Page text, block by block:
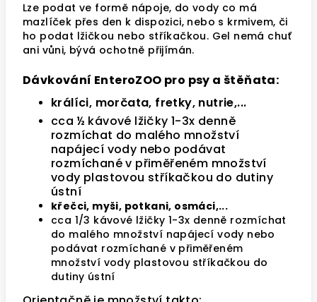
Lze podat ve formě nápoje, do vody co má
mazlíček přes den k dispozici, nebo s krmivem, či
ho podat lžičkou nebo stříkačkou. Gel nemá chuť
ani vůni, bývá ochotně přijímán.
Dávkování EnteroZOO pro psy a štěňata:
králíci, morčata, fretky, nutrie,...
cca ½ kávové lžičky 1-3x denně
rozmíchat do malého množství
napájecí vody nebo podávat
rozmíchané v přiměřeném množství
vody plastovou stříkačkou do dutiny
ústní
křečci, myši, potkani, osmáci,...
cca 1/3 kávové lžičky 1-3x denně rozmíchat
do malého množství napájecí vody nebo
podávat rozmíchané v přiměřeném
množství vody plastovou stříkačkou do
dutiny ústní